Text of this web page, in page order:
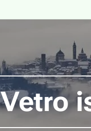
Vetro